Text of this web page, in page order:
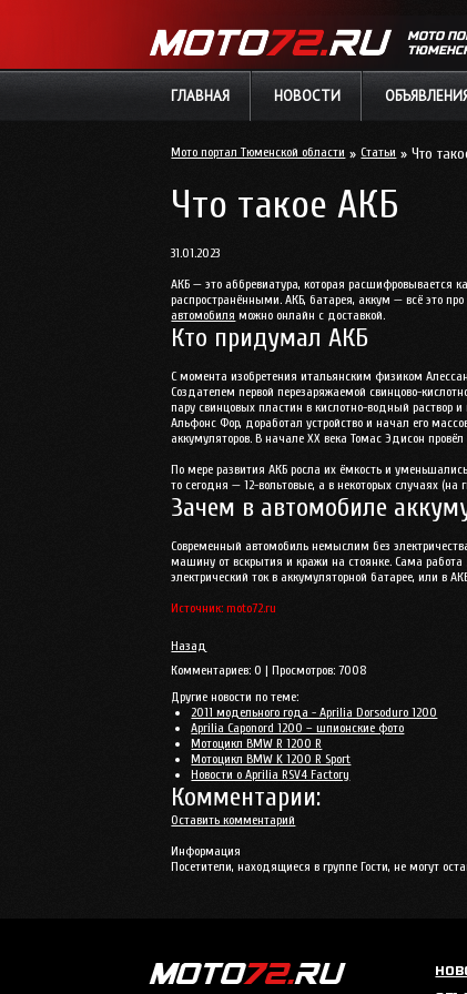
МОТО
ГЛАВНАЯ НОВОСТИ
Мото портал Тюменской области»Статьи» Что
Что такое АКБ
31.01.2023
АКБ — это аббревиатура, которая расшифровывается
распространёнными. АКБ, батарея, аккум — всё это
автомобиля можно онлайн с доставкой.
Кто придумал АКБ
С момента изобретения итальянским физиком
Создателем первой перезаряжаемой свинцово-
пару свинцовых пластин в кислотно-водный раствор
Альфонс Фор, доработал устройство и начал его
аккумуляторов. В начале XX века Томас Эдисон
По мере развития АКБ росла их ёмкость и
то сегодня — 12-вольтовые, а в некоторых случаях
Зачем в автомобиле
Современный автомобиль немыслим без
машину от вскрытия и кражи на стоянке. Сама работа
электрический ток в аккумуляторной батарее, или в
Источник: moto72.ru
Назад
Комментариев:0 | Просмотров:7008
Другие новости по теме:
2011 модельного года - Aprilia Dorsoduro 1200
Aprilia Caponord 1200 – шпионские фото
Мотоцикл BMW R 1200 R
Мотоцикл BMW K 1200 R Sport
Новости о Aprilia RSV4 Factory
Комментарии:
Оставить комментарий
Информация
Посетители, находящиеся в группеГости, не могут